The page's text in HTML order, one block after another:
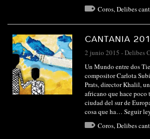
Coros, Delibes
CANTANIA
2 junio 2015 -Delibes
Un Mundo entre dos
compositor Carlota
Prats, director Khalil,
africano que hace
ciudad del sur de
cosa que ha… Seguir
Coros,Delibes